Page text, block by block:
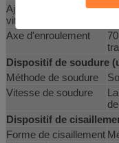
Ajustez la forme de
vitesse
Axe d'enroulement
Dispositif de soudure
Méthode de soudure
Vitesse de soudure
Dispositif de
Forme de cisaillement